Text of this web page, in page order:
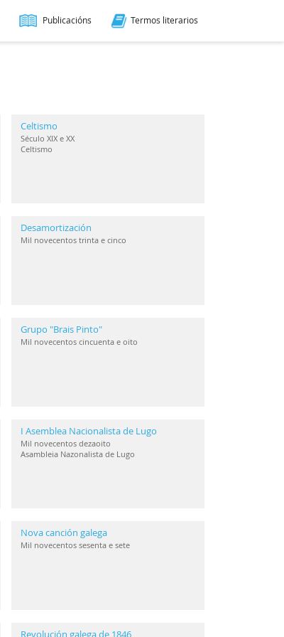
Publicacións Termos literarios
Celtismo
Século XIX e XX
Celtismo
Desamortización
Mil novecentos trinta e cinco
Grupo "Brais Pinto"
Mil novecentos cincuenta e oito
I Asemblea Nacionalista de Lugo
Mil novecentos dezaoito
Asambleia Nazonalista de Lugo
Nova canción galega
Mil novecentos sesenta e sete
Revolución galega de 1846